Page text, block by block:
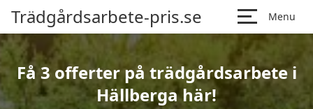
Trädgårdsarbete-pris.se Menu
Få 3 offerter på trädgårdsarbete i
Hällberga här!